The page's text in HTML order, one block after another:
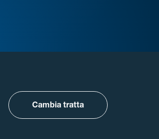
Cambia tratta